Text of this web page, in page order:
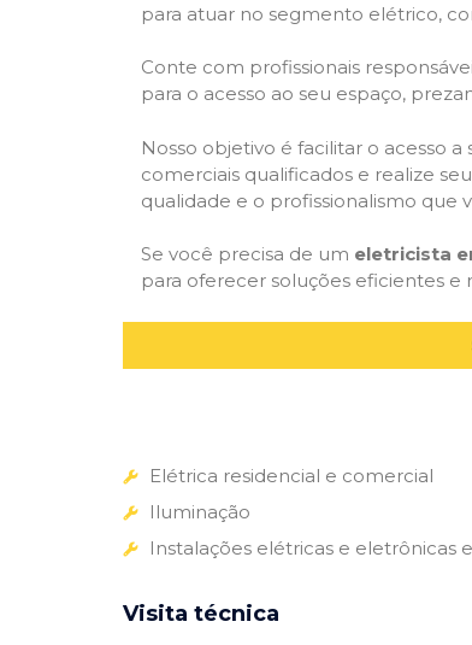
para atuar no segmento elétrico,
Conte com profissionais
para o acesso ao seu espaço,
Nosso objetivo é facilitar o acesso
comerciais qualificados e realize
qualidade e o profissionalismo que
Se você precisa de um eletricista
para oferecer soluções eficientes e
Elétrica residencial e comercial
Iluminação
Instalações elétricas e eletrônicas
Visita técnica